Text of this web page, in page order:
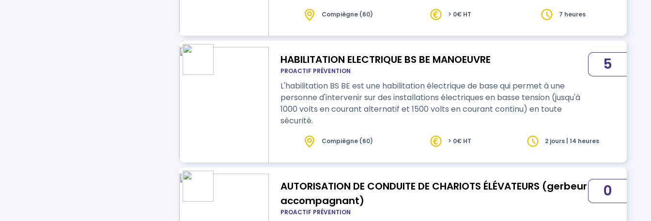
la réalisation de travaux de fouille à proximité d'installations électriques.
Compiègne (60) > 0€ HT 7 heures
HABILITATION ELECTRIQUE BS BE MANOEUVRE
PROACTIF PRÉVENTION
L'habilitation BS BE est une habilitation électrique de base qui permet à une
personne d'intervenir sur des installations électriques en basse tension (jusqu'à
1000 volts en courant alternatif et 1500 volts en courant continu) en toute
sécurité.
5
Compiègne (60) > 0€ HT 2 jours | 14 heures
AUTORISATION DE CONDUITE DE CHARIOTS ÉLÉVATEURS (gerbeur
accompagnant)
PROACTIF PRÉVENTION
0